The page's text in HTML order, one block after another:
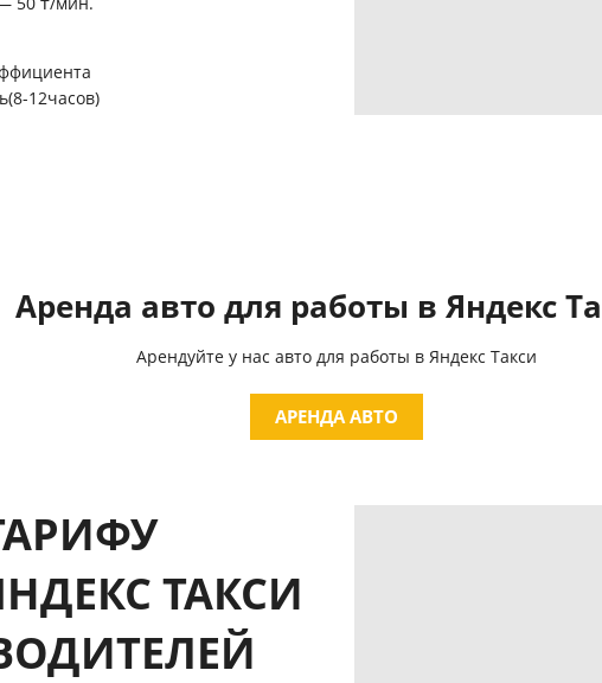
12часов)
Аренда авто для работы в Яндекс
Арендуйте у нас авто для работы в Яндекс Такси
АРЕНДА АВТО
ТАКСИ